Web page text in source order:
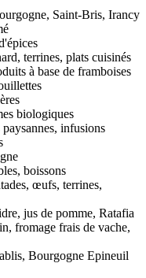
Saint-Bris, Irancy
terrines, plats cuisinés
à base de framboises
biologiques
paysannes, infusions
boissons
œufs, terrines,
jus de pomme, Ratafia
fromage frais de vache,
Bourgogne Epineuil